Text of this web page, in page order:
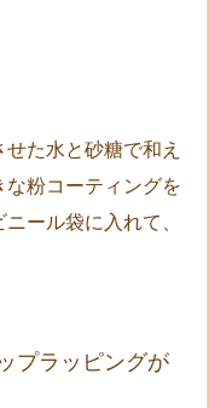
た水と砂糖で和え
粉コーティングを
ール袋に入れて、
プラッピングが